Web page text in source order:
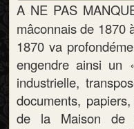
A NE PAS
mâconnais de 1870
1870 va
engendre ainsi un
industrielle,
documents,
de la Maison de